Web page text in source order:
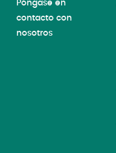
Póngase en
contacto con
nosotros